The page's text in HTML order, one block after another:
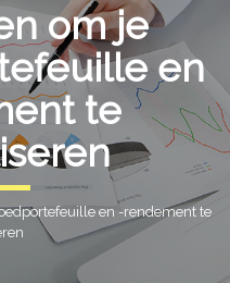
om je
en
te
en -rendement te